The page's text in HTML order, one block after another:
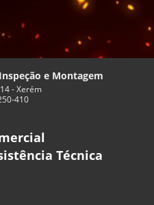
e Montagem
- Xerém
410
Técnica